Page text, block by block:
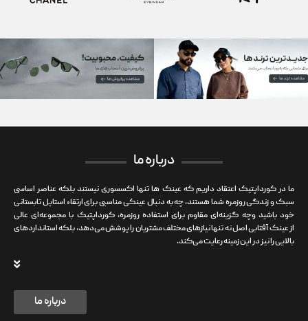
درباره ما
ما در کورداپتیک اعتقاد داریم که عینک‌ ها تنها اکسسوری نیستند بلکه عناصر اساسی
سبک و زندگی روزمره شما هستند، چه به دنبال عینکی مناسبی برای ارتقاء استایل تابستانی
خود باشید وچه گزینه‌ای مقاوم برای استفاده روزمره، کورداپتیک با مجموعه‌ای عالی
از عینک آفتابی اصل نه تنها نیازهای مختلف مشتریان را پوشش می‌دهد، بلکه استانداردهای
بالایی را نیز در این زمینه رعایت می‌کند.
درباره ما